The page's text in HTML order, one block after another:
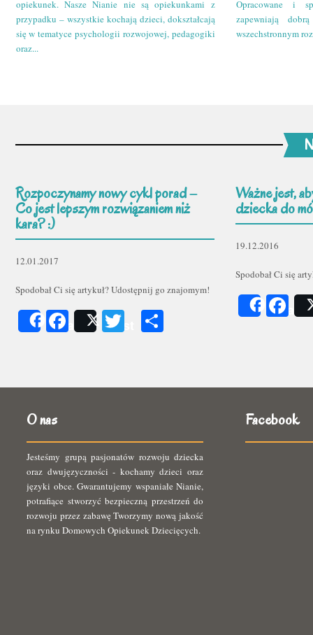
opiekunek. Nasze Nianie nie są opiekunkami z
przypadku – wszystkie kochają dzieci, dokształcają
się w tematyce psychologii rozwojowej, pedagogiki
oraz...
Opracowane i
zapewniają
wszechstronnym
Rozpoczynamy nowy cykl porad –
Co jest lepszym rozwiązaniem niż
kara? :)
12.01.2017
Spodobał Ci się artykuł? Udostępnij go znajomym!
ShareFacebook
Post Twitter
Ważne jest,
dziecka do
19.12.2016
Spodobał Ci się
Share
O nas
Jesteśmy grupą pasjonatów rozwoju dziecka
oraz dwujęzyczności - kochamy dzieci oraz
języki obce. Gwarantujemy wspaniałe Nianie,
potrafiące stworzyć bezpieczną przestrzeń do
rozwoju przez zabawę Tworzymy nową jakość
na rynku Domowych Opiekunek Dziecięcych.
Facebook